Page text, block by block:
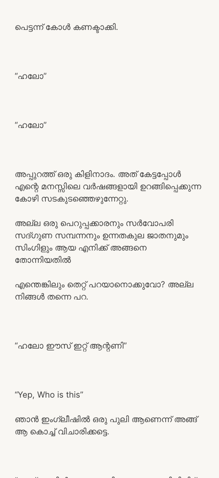
പെട്ടന്ന് കോൾ കണക്ടാക്കി.
“ഹലോ”
“ഹലോ”
അപ്പുറത്ത് ഒരു കിളിനാദം. അത് കേട്ടപ്പോൾ
എന്റെ മനസ്സിലെ വർഷങ്ങളായി ഉറങ്ങിപ്പെക്കുന്ന
കോഴി സടകുടഞ്ഞെഴുന്നേറ്റു.
അല്ല ഒരു പെറുപ്പക്കാരനും സർവോപരി
സദ്ഗുണ സമ്പന്നനും ഉന്നതകുല ജാതനുമും
സിംഗിളും ആയ എനിക്ക് അങ്ങനെ
തോന്നിയതിൽ
എന്തെങ്കിലും തെറ്റ് പറയാനൊക്കുവോ? അല്ല
നിങ്ങൾ തന്നെ പറ.
“ഹലോ ഈസ് ഇറ്റ് ആന്റണി”
“Yep, Who is this”
ഞാൻ ഇംഗ്ലീഷിൽ ഒരു പുലി ആണെന്ന് അങ്ങ്
ആ കൊച്ച് വിചാരിക്കട്ടെ.